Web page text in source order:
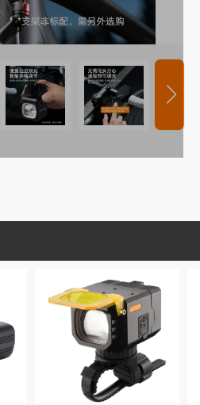
录像工作
多功能棒